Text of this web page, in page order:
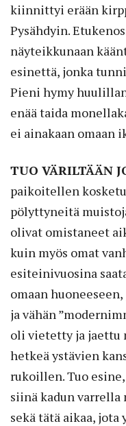
kiinnittyi erään
Pysähdyin.
näyteikkunaan
esinettä, jonka
Pieni hymy
enää taida
ei ainakaan omaan
TUO VÄRILTÄÄN
paikoitellen
pölyttyneitä
olivat omistaneet
kuin myös omat
esiteinivuosina
omaan
ja vähän
oli vietetty ja jaettu
hetkeä ystävien
rukoillen. Tuo
siinä kadun
sekä tätä aikaa, jota